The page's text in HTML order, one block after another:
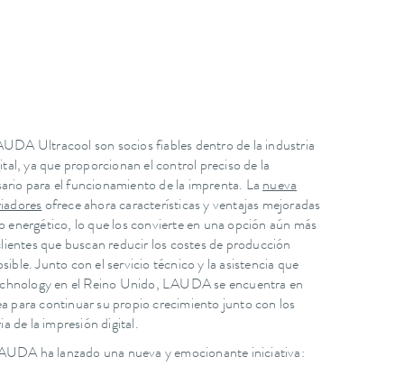
Ultracool son socios fiables dentro de la industria
ya que proporcionan el control preciso de la
para el funcionamiento de la imprenta. La nueva
ofrece ahora características y ventajas mejoradas
energético, lo que los convierte en una opción aún más
que buscan reducir los costes de producción
Junto con el servicio técnico y la asistencia que
en el Reino Unido, LAUDA se encuentra en
para continuar su propio crecimiento junto con los
de la impresión digital.
ha lanzado una nueva y emocionante iniciativa: